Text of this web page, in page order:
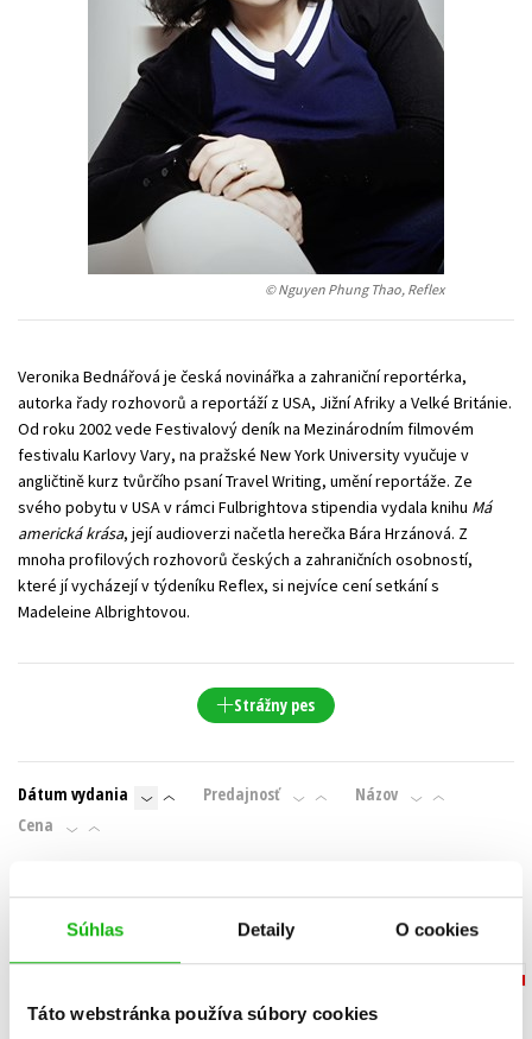
Súhlas Detaily O cookies
Táto webstránka používa súbory cookies
Technické vedy
Učebnice
Umenie a kultúra
Výchova a pedagogika
Young adult
Young adult (SK)
Zdravie a životný štýl
Všetky tituly
© Nguyen Phung Thao, Reflex
Veronika Bednářová je česká novinářka a zahraniční reportérka,
autorka řady rozhovorů a reportáží z USA, Jižní Afriky a Velké Británie.
Od roku 2002 vede Festivalový deník na Mezinárodním filmovém
festivalu Karlovy Vary, na pražské New York University vyučuje v
angličtině kurz tvůrčího psaní Travel Writing, umění reportáže. Ze
svého pobytu v USA v rámci Fulbrightova stipendia vydala knihu Má
americká krása, její audioverzi načetla herečka Bára Hrzánová. Z
mnoha profilových rozhovorů českých a zahraničních osobností,
které jí vycházejí v týdeníku Reflex, si nejvíce cení setkání s
Madeleine Albrightovou.
Strážny pes
Dátum vydania Predajnosť
Názov
Cena